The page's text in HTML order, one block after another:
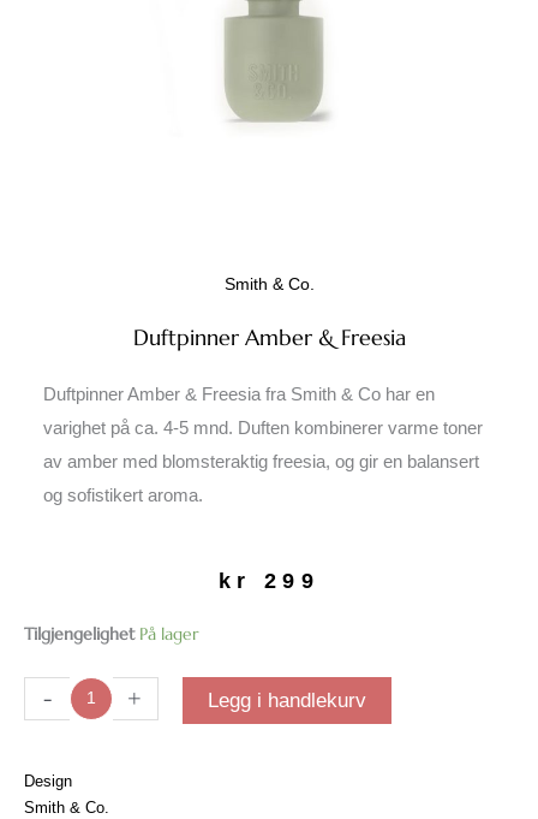
Smith & Co.
Duftpinner Amber & Freesia
Duftpinner Amber & Freesia fra Smith & Co har en
varighet på ca. 4-5 mnd. Duften kombinerer varme toner
av amber med blomsteraktig freesia, og gir en balansert
og sofistikert aroma.
kr 299
Tilgjengelighet På lager
-
Duftpinner
Freesia
+ Legg i handlekurv
Design
Smith & Co.